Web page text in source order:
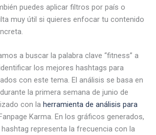
puedes aplicar filtros por país o
muy útil si quieres enfocar tu contenido
a buscar la palabra clave “fitness” a
los mejores hashtags para
con este tema. El análisis se basa en
la primera semana de junio de
con la herramienta de análisis para
Karma. En los gráficos generados,
representa la frecuencia con la